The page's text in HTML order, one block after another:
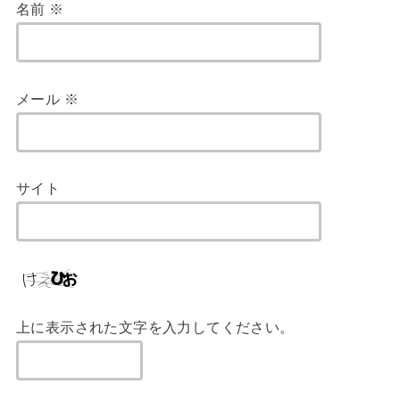
名前 ※
メール ※
サイト
上に表示された文字を入力してください。